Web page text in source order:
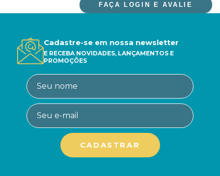
FAÇA LOGIN E AVALIE
Cadastre-se em nossa newsletter
E RECEBA NOVIDADES, LANÇAMENTOS E
PROMOÇÕES